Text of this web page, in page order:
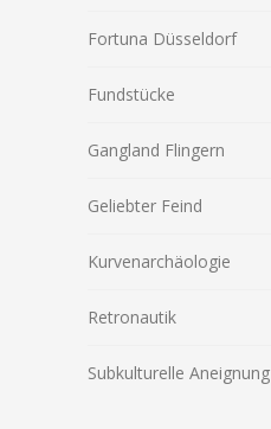
Fortuna Düsseldorf
Fundstücke
Gangland Flingern
Geliebter Feind
Kurvenarchäologie
Retronautik
Subkulturelle Aneignung